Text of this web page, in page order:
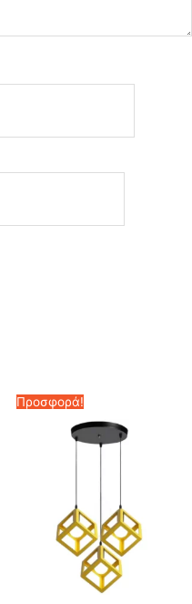
Προσφορά!